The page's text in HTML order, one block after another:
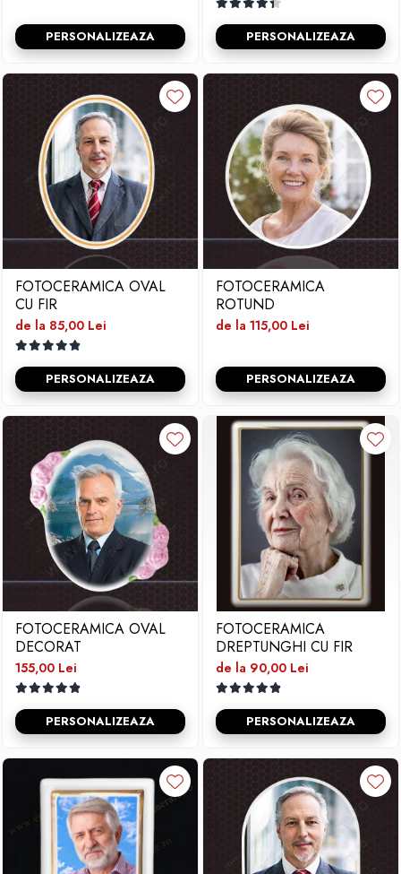
PERSONALIZEAZA PERSONALIZEAZA
FOTOCERAMICA OVAL
CU FIR
de la 85,00 Lei
PERSONALIZEAZA
FOTOCERAMICA
ROTUND
de la 115,00 Lei
PERSONALIZEAZA
FOTOCERAMICA OVAL
DECORAT
155,00 Lei
PERSONALIZEAZA
FOTOCERAMICA
DREPTUNGHI CU FIR
de la 90,00 Lei
PERSONALIZEAZA